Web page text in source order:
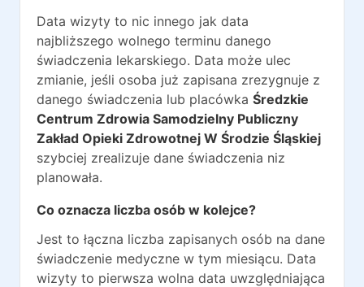
Data wizyty to nic innego jak data
najbliższego wolnego terminu danego
świadczenia lekarskiego. Data może ulec
zmianie, jeśli osoba już zapisana zrezygnuje z
danego świadczenia lub placówka Średzkie
Centrum Zdrowia Samodzielny Publiczny
Zakład Opieki Zdrowotnej W Środzie Śląskiej
szybciej zrealizuje dane świadczenia niz
planowała.
Co oznacza liczba osób w kolejce?
Jest to łączna liczba zapisanych osób na dane
świadczenie medyczne w tym miesiącu. Data
wizyty to pierwsza wolna data uwzględniająca